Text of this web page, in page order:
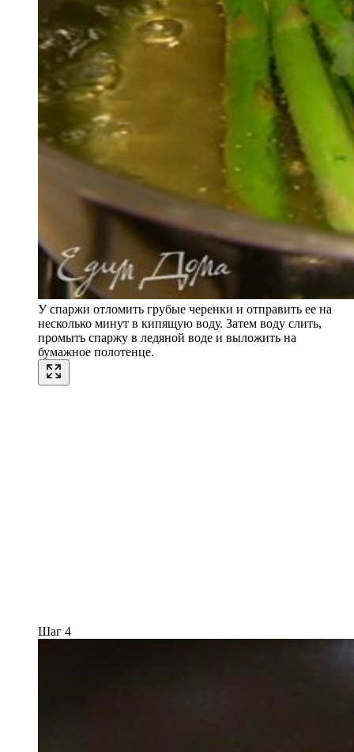
У спаржи отломить грубые черенки и отправить ее на
несколько минут в кипящую воду. Затем воду слить,
промыть спаржу в ледяной воде и выложить на
бумажное полотенце.
Шаг 4